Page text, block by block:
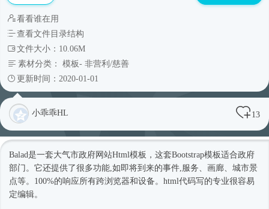
看看谁在用
查看文件目录结构
文件大小：10.06M
素材分类： 模板- 非营利/慈善
更新时间：2020-01-01
小乖乖HL 13
Balad是一套大气市政府网站Html模板 ，这套Bootstrap模板适合政府
部门。它还提供了很多功能,如即将到来的事件,服务、画廊、城市景
点等。100%的响应所有跨浏览器和设备。html代码写的专业很容易
定编辑。